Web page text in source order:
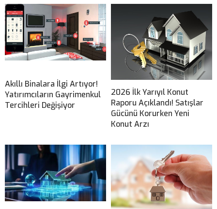
Akıllı Binalara İlgi Artıyor!
Yatırımcıların Gayrimenkul
Tercihleri Değişiyor
2026 İlk Yarıyıl Konut
Raporu Açıklandı! Satışlar
Gücünü Korurken Yeni
Konut Arzı